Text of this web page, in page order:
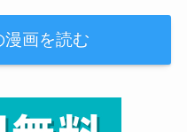
画を読む